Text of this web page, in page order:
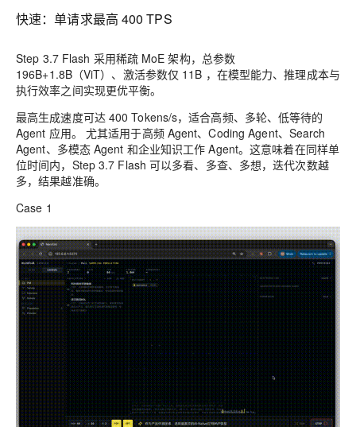
快速：单请求最高 400 TPS
Step 3.7 Flash 采用稀疏 MoE 架构，总参数
196B+1.8B（ViT）、激活参数仅 11B ，在模型能力、推理成本与
执行效率之间实现更优平衡。
最高生成速度可达 400 Tokens/s，适合高频、多轮、低等待的
Agent 应用。 尤其适用于高频 Agent、Coding Agent、Search
Agent、多模态 Agent 和企业知识工作 Agent。这意味着在同样单
位时间内，Step 3.7 Flash 可以多看、多查、多想，迭代次数越
多，结果越准确。
Case 1